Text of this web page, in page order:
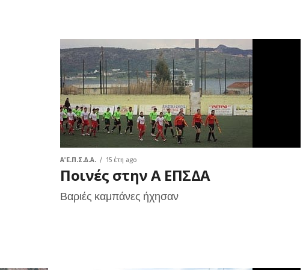
Α΄ Ε.Π.Σ.Δ.Α. 15 έτη ago
Ποινές στην Α ΕΠΣΔΑ
Βαριές καμπάνες ήχησαν